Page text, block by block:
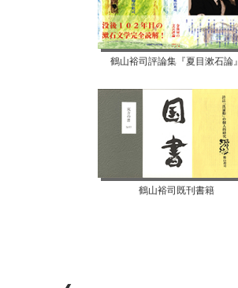
鶴山裕司評論集『夏目漱石論』
鶴山裕司既刊書籍